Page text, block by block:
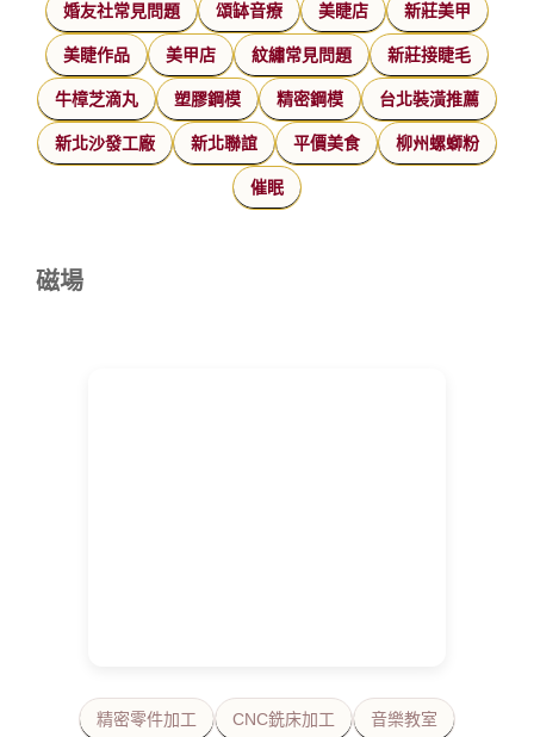
婚友社常見問題 頌缽音療 美睫店 新莊美甲
美睫作品 美甲店 紋繡常見問題 新莊接睫毛
牛樟芝滴丸 塑膠鋼模 精密鋼模 台北裝潢推薦
新北沙發工廠 新北聯誼 平價美食 柳州螺螄粉
催眠
磁場
精密零件加工 CNC銑床加工 音樂教室